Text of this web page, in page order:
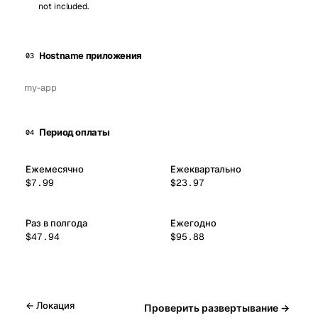
not included.
03 Hostname приложения
04 Период оплаты
Ежемесячно
$7.99
Ежеквартально
$23.97
Раз в полгода
$47.94
Ежегодно
$95.88
← Локация Проверить развертывание →